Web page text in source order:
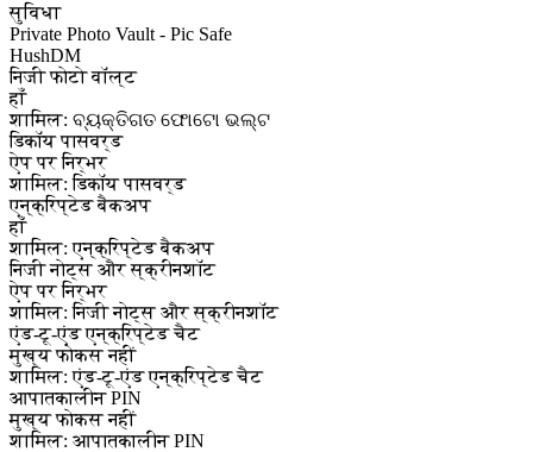
सुविधा
Private Photo Vault - Pic Safe
HushDM
निजी फोटो वॉल्ट
हाँ
शामिल: ବ୍ୟକ୍ତିଗତ ଫୋଟୋ ଭଲ୍ଟ
डिकॉय पासवर्ड
ऐप पर निर्भर
शामिल: डिकॉय पासवर्ड
एन्क्रिप्टेड बैकअप
हाँ
शामिल: एन्क्रिप्टेड बैकअप
निजी नोट्स और स्क्रीनशॉट
ऐप पर निर्भर
शामिल: निजी नोट्स और स्क्रीनशॉट
एंड-टू-एंड एन्क्रिप्टेड चैट
मुख्य फोकस नहीं
शामिल: एंड-टू-एंड एन्क्रिप्टेड चैट
आपातकालीन PIN
मुख्य फोकस नहीं
शामिल: आपातकालीन PIN